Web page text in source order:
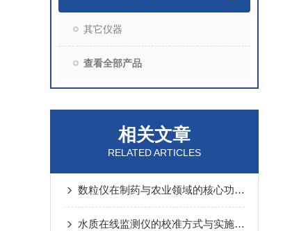
其它仪器
查看全部产品
相关文章
RELATED ARTICLES
数粒仪在制药与农业领域的核心功能解析
水质在线监测仪的校准方式与实施要点